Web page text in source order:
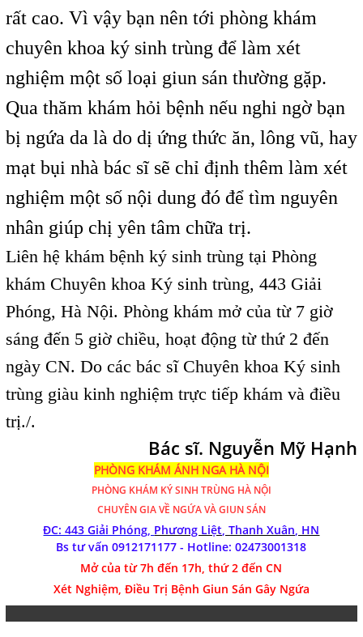
rất cao. Vì vậy bạn nên tới phòng khám
chuyên khoa ký sinh trùng để làm xét
nghiệm một số loại giun sán thường gặp.
Qua thăm khám hỏi bệnh nếu nghi ngờ bạn
bị ngứa da là do dị ứng thức ăn, lông vũ, hay
mạt bụi nhà bác sĩ sẽ chỉ định thêm làm xét
nghiệm một số nội dung đó để tìm nguyên
nhân giúp chị yên tâm chữa trị.
Liên hệ khám bệnh ký sinh trùng tại Phòng
khám Chuyên khoa Ký sinh trùng, 443 Giải
Phóng, Hà Nội. Phòng khám mở của từ 7 giờ
sáng đến 5 giờ chiều, hoạt động từ thứ 2 đến
ngày CN. Do các bác sĩ Chuyên khoa Ký sinh
trùng giàu kinh nghiệm trực tiếp khám và điều
trị./.
Bác sĩ. Nguyễn Mỹ Hạnh
PHÒNG KHÁM ÁNH NGA HÀ NỘI
PHÒNG KHÁM KÝ SINH TRÙNG HÀ NỘI
CHUYÊN GIA VỀ NGỨA VÀ GIUN SÁN
ĐC: 443 Giải Phóng, Phương Liệt, Thanh Xuân, HN
Bs tư vấn 0912171177 - Hotline:02473001318
Mở của từ 7h đến 17h, thứ 2 đến CN
Xét Nghiệm, Điều Trị Bệnh Giun Sán Gây Ngứa